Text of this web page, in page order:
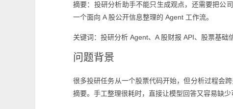
摘要：投研分析助手不能只生成观点，还需要把公
一个面向 A 股公开信息整理的 Agent 工作流。
关键词：投研分析 Agent、A 股财报 API、股票基础
问题背景
很多投研任务从一个股票代码开始，但分析过程会
摘要。手工整理很耗时，直接让模型回答又容易缺少